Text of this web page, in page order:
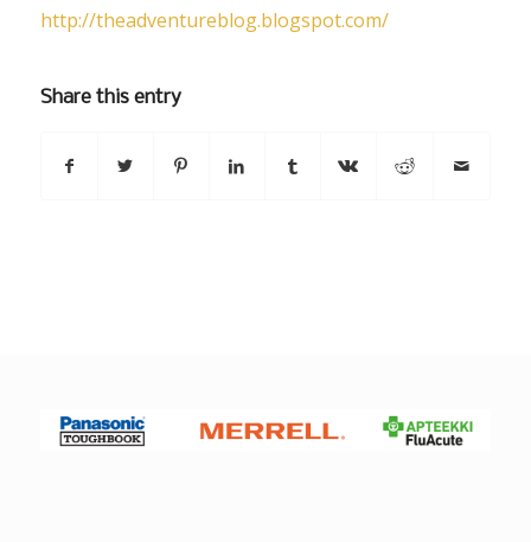
http://theadventureblog.blogspot.com/
Share this entry